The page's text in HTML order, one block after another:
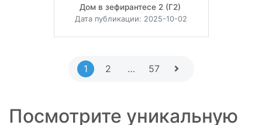
Дом в зефирантесе 2 (Г2)
Дата публикации: 2025-10-02
1 2 … 57
Посмотрите уникальную